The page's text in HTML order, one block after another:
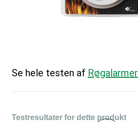
Se hele testen af Røgalarmer
Testresultater for dette produkt